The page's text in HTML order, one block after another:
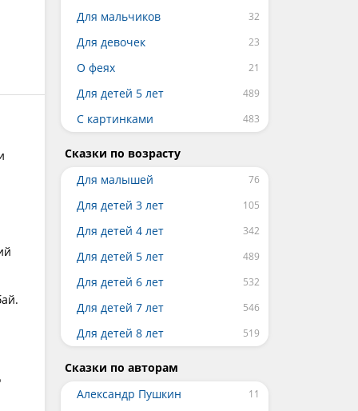
Для мальчиков
Для девочек
О феях
Для детей 5 лет
С картинками
Сказки по возрасту
Для малышей
Для детей 3 лет
Для детей 4 лет
Для детей 5 лет
Для детей 6 лет
Для детей 7 лет
Для детей 8 лет
Сказки по авторам
Александр Пушкин